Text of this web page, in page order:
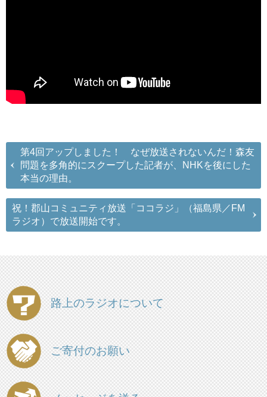
第4回アップしました！ なぜ放送されないんだ！森友
問題を多角的にスクープした記者が、NHKを後にした
本当の理由。
祝！郡山コミュニティ放送「ココラジ」（福島県／FM
ラジオ）で放送開始です。
路上のラジオについて
ご寄付のお願い